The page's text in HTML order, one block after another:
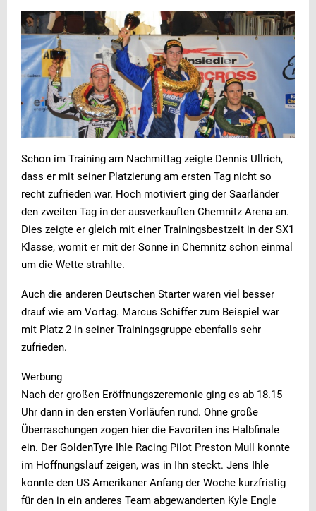
Schon im Training am Nachmittag zeigte Dennis Ullrich,
dass er mit seiner Platzierung am ersten Tag nicht so
recht zufrieden war. Hoch motiviert ging der Saarländer
den zweiten Tag in der ausverkauften Chemnitz Arena an.
Dies zeigte er gleich mit einer Trainingsbestzeit in der SX1
Klasse, womit er mit der Sonne in Chemnitz schon einmal
um die Wette strahlte.
Auch die anderen Deutschen Starter waren viel besser
drauf wie am Vortag. Marcus Schiffer zum Beispiel war
mit Platz 2 in seiner Trainingsgruppe ebenfalls sehr
zufrieden.
Werbung
Nach der großen Eröffnungszeremonie ging es ab 18.15
Uhr dann in den ersten Vorläufen rund. Ohne große
Überraschungen zogen hier die Favoriten ins Halbfinale
ein. Der GoldenTyre Ihle Racing Pilot Preston Mull konnte
im Hoffnungslauf zeigen, was in Ihn steckt. Jens Ihle
konnte den US Amerikaner Anfang der Woche kurzfristig
für den in ein anderes Team abgewanderten Kyle Engle